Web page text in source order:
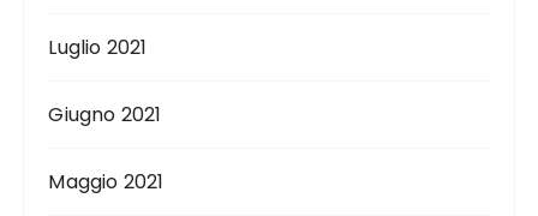
Luglio 2021
Giugno 2021
Maggio 2021